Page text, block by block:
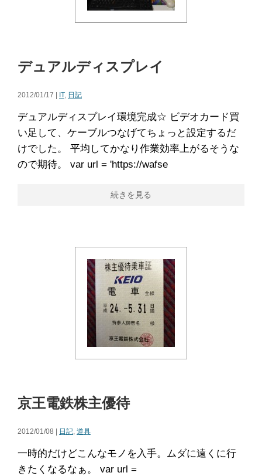
デュアルディスプレイ
2012/01/17 | IT, 日記
デュアルディスプレイ環境完成☆ ビデオカード買
い足して、ケーブルつなげてちょっと設定するだ
けでした。 平均してかなり作業効率上がるそうな
ので期待。 var url = 'https://wafse
続きを見る
京王電鉄株主優待
2012/01/08 | 日記, 道具
一時的だけどこんなモノを入手。ムダに遠くに行
きたくなるなぁ。 var url =